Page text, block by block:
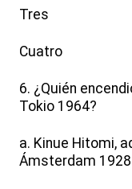
Tres
Cuatro
6. ¿Quién
Tokio 1964?
a. Kinue Hitomi,
Ámsterdam 1928